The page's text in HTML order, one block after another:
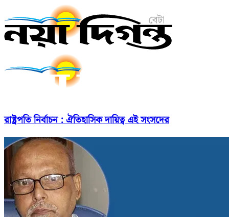
রাষ্ট্রপতি নির্বাচন : ঐতিহাসিক দায়িত্ব এই সংসদের